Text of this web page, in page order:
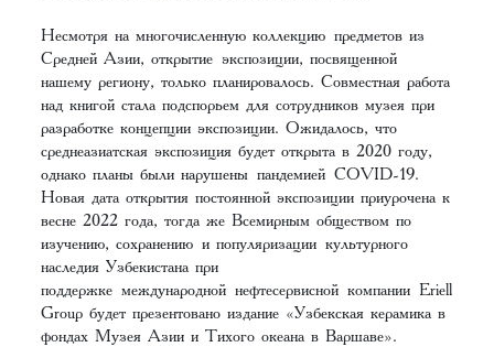
Несмотря на многочисленную коллекцию предметов из
Средней Азии, открытие экспозиции, посвященной
нашему региону, только планировалось. Совместная работа
над книгой стала подспорьем для сотрудников музея при
разработке концепции экспозиции. Ожидалось, что
среднеазиатская экспозиция будет открыта в 2020 году,
однако планы были нарушены пандемией COVID-19.
Новая дата открытия постоянной экспозиции приурочена к
весне 2022 года, тогда же Всемирным обществом по
изучению, сохранению и популяризации культурного
наследия Узбекистана при
поддержке международной нефтесервисной компании Eriell
Group будет презентовано издание «Узбекская керамика в
фондах Музея Азии и Тихого океана в Варшаве».